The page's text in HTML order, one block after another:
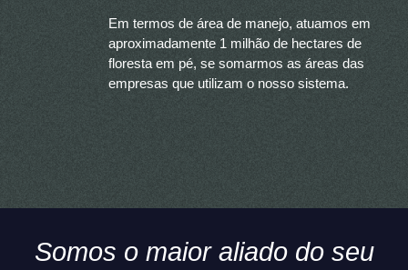
Em termos de área de manejo, atuamos em
aproximadamente 1 milhão de hectares de
floresta em pé, se somarmos as áreas das
empresas que utilizam o nosso sistema.
Somos o maior aliado do seu